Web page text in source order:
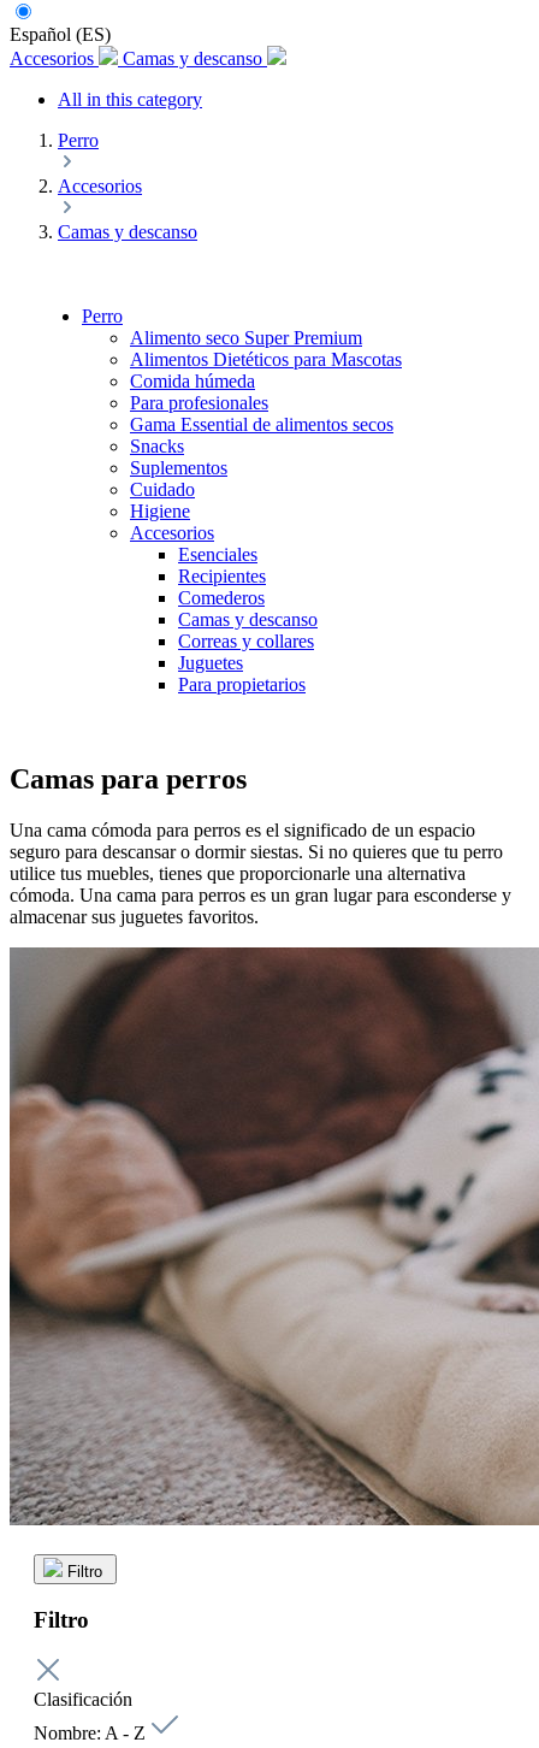
Español (ES)
Accesorios
Camas y descanso
All in this category
Perro
Accesorios
Camas y descanso
Perro
Alimento seco Super Premium
Alimentos Dietéticos para Mascotas
Comida húmeda
Para profesionales
Gama Essential de alimentos secos
Snacks
Suplementos
Cuidado
Higiene
Accesorios
Esenciales
Recipientes
Comederos
Camas y descanso
Correas y collares
Juguetes
Para propietarios
Camas para perros
Una cama cómoda para perros es el significado de un espacio
seguro para descansar o dormir siestas. Si no quieres que tu perro
utilice tus muebles, tienes que proporcionarle una alternativa
cómoda. Una cama para perros es un gran lugar para esconderse y
almacenar sus juguetes favoritos.
Filtro
Filtro
Clasificación
Nombre: A - Z